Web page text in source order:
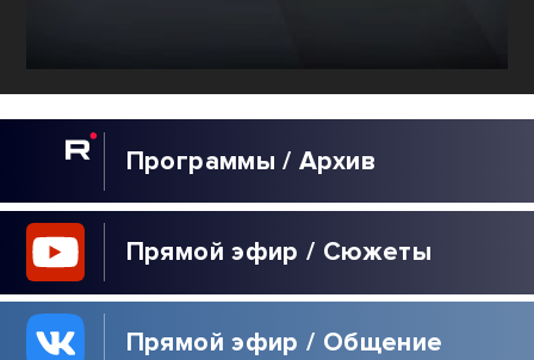
Программы / Архив
Прямой эфир / Сюжеты
Прямой эфир / Общение